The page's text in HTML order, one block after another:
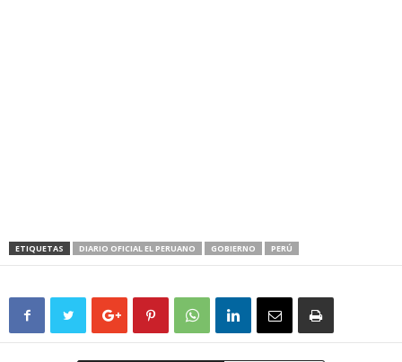
ETIQUETAS DIARIO OFICIAL EL PERUANO GOBIERNO PERÚ